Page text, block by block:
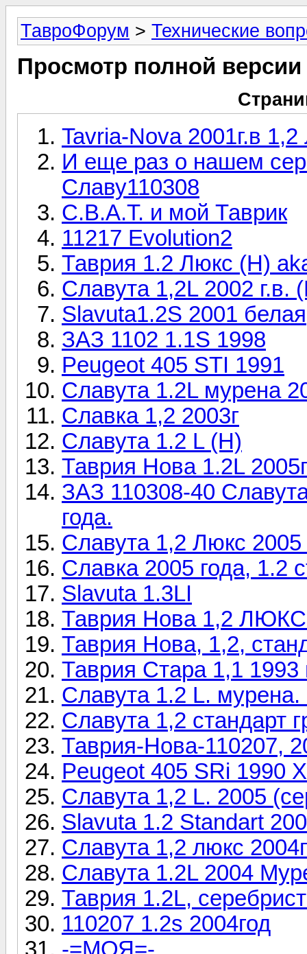
ТавроФорум > Технические
Просмотр полной
Tavria-Nova 2001г.в
И еще раз о нашем
Славу110308
С.В.А.Т. и мой Таврик
11217 Evolution2
Таврия 1.2 Люкс (Н)
Славута 1,2L 2002 г.в.
Slavuta1.2S 2001 белая
ЗАЗ 1102 1.1S 1998
Peugeot 405 STI 1991
Славута 1.2L мурена
Славка 1,2 2003г
Славута 1.2 L (H)
Таврия Нова 1.2L
ЗАЗ 110308-40
года.
Славута 1,2 Люкс 2005
Славка 2005 года, 1.2
Slavuta 1.3LI
Таврия Нова 1,2 ЛЮКС
Таврия Нова, 1,2,
Таврия Стара 1,1 1993
Славута 1.2 L. мурена.
Славута 1,2 стандарт
Таврия-Нова-110207,
Peugeot 405 SRi 1990
Славута 1,2 L. 2005
Slavuta 1.2 Standart
Славута 1,2 люкс
Славута 1.2L 2004
Таврия 1.2L,
110207 1.2s 2004год
-=МОЯ=-